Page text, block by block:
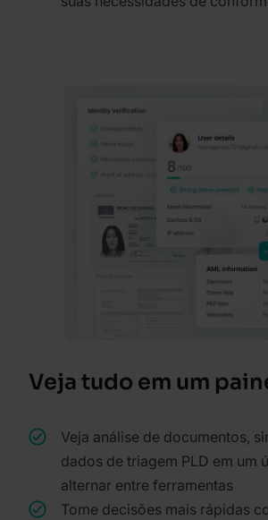
Veja tudo em um
Veja análise de documentos,
dados de triagem PLD em um
alternar entre ferramentas
Tome decisões mais rápidas